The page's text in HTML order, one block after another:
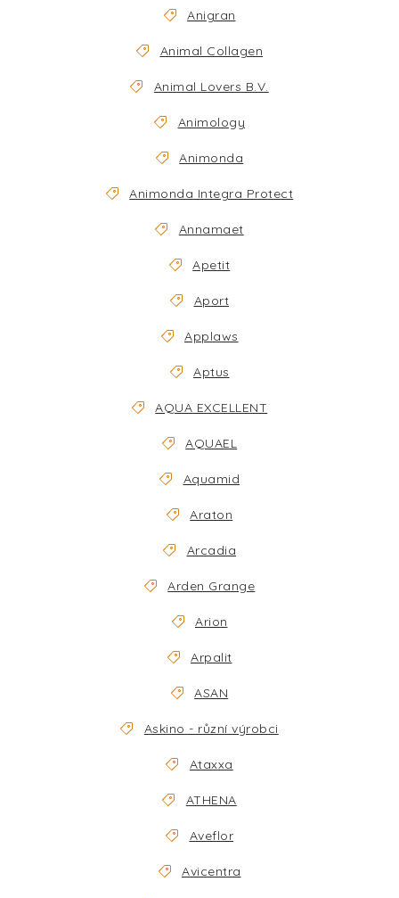
Anigran
Animal Collagen
Animal Lovers B.V.
Animology
Animonda
Animonda Integra Protect
Annamaet
Apetit
Aport
Applaws
Aptus
AQUA EXCELLENT
AQUAEL
Aquamid
Araton
Arcadia
Arden Grange
Arion
Arpalit
ASAN
Askino - různí výrobci
Ataxxa
ATHENA
Aveflor
Avicentra